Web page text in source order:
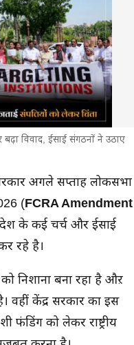
विवाद, ईसाई संगठनों ने उठाए
अगले सप्ताह लोकसभा
(FCRA Amendment
के कई चर्च और ईसाई
रहे है।
निशाना बना रहा है औऱ
वहीं केंद्र सरकार का इस
फंडिंग को लेकर राष्ट्रीय